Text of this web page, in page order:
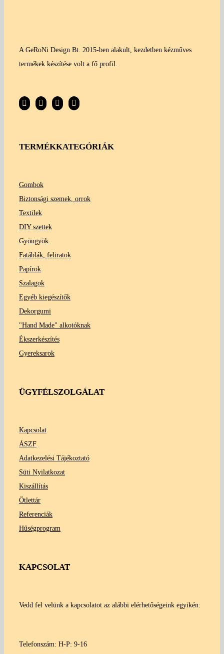
A GeRoNi Design Bt. 2015-ben alakult, kezdetben kézműves
termékek készítése volt a fő profil.
TERMÉKKATEGÓRIÁK
Gombok
Biztonsági szemek, orrok
Textilek
DIY szettek
Gyöngyök
Fatáblák, feliratok
Papírok
Szalagok
Egyéb kiegészítők
Dekorgumi
"Hand Made" alkotóknak
Ékszerkészítés
Gyereksarok
ÜGYFÉLSZOLGÁLAT
Kapcsolat
ÁSZF
Adatkezelési Tájékoztató
Süti Nyilatkozat
Kiszállítás
Ötlettár
Referenciák
Hűségprogram
KAPCSOLAT
Vedd fel velünk a kapcsolatot az alábbi elérhetőségeink egyikén:
Telefonszám: H-P: 9-16